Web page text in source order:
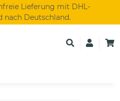
Lieferung mit DHL-
nach Deutschland.